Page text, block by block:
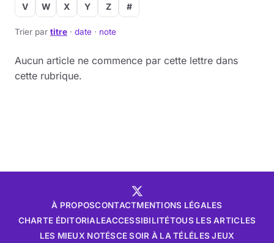
V
W X Y Z #
Trier par titre · date · note
Aucun article ne commence par cette lettre dans
cette rubrique.
À PROPOSCONTACTMENTIONS LÉGALES
CHARTE ÉDITORIALEACCESSIBILITÉTOUS LES ARTICLES
LES MIEUX NOTÉSCE SOIR À LA TÉLÉLES JEUX